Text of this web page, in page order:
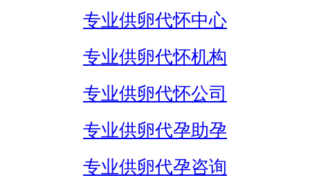
专业供卵代怀中心
专业供卵代怀机构
专业供卵代怀公司
专业供卵代孕助孕
专业供卵代孕咨询